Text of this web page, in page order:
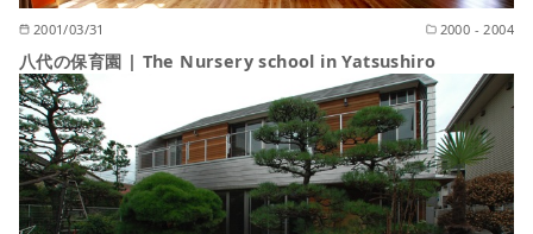
2001/03/31 2000 - 2004
八代の保育園 | The Nursery school in Yatsushiro